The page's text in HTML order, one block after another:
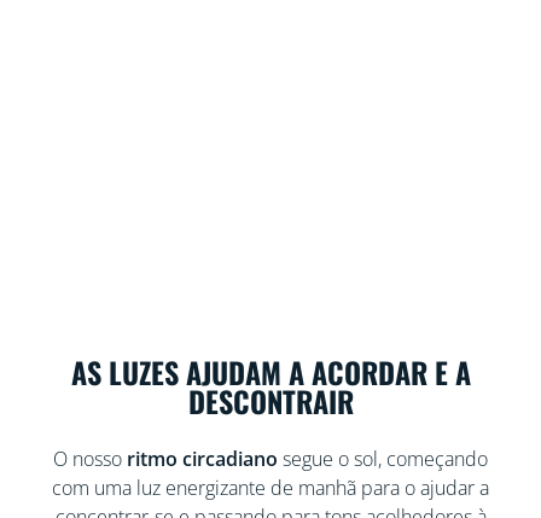
AS LUZES AJUDAM A ACORDAR E A
DESCONTRAIR
O nosso ritmo circadiano segue o sol, começando
com uma luz energizante de manhã para o ajudar a